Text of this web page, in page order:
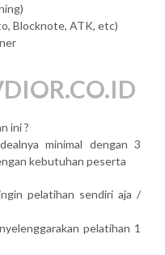
Blocknote, ATK, etc)
ini ?
minimal dengan 3
kebutuhan peserta
pelatihan sendiri aja /
pelatihan 1